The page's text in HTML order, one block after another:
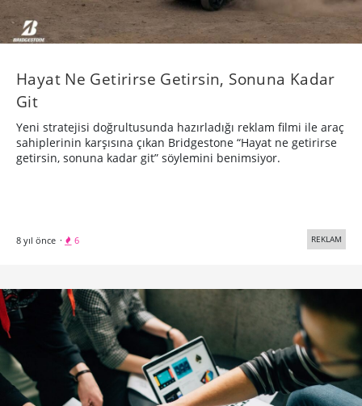
Hayat Ne Getirirse Getirsin, Sonuna Kadar
Git
Yeni stratejisi doğrultusunda hazırladığı reklam filmi ile araç
sahiplerinin karşısına çıkan Bridgestone “Hayat ne getirirse
getirsin, sonuna kadar git” söylemini benimsiyor.
8 yıl önce · 6 REKLAM